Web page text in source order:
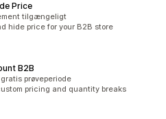
Price
tilgængeligt
hide price for your B2B store
B2B
prøveperiode
pricing and quantity breaks